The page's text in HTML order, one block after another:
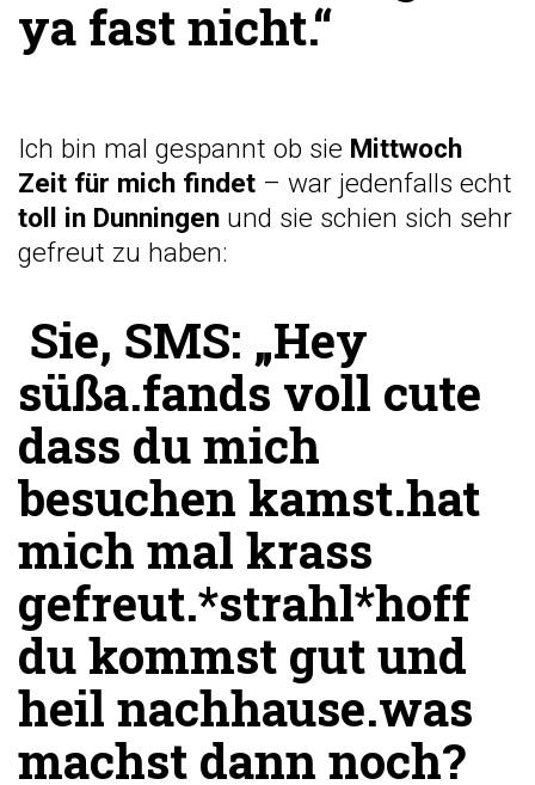
ya fast nicht.“
Ich bin mal gespannt ob sie Mittwoch
Zeit für mich findet – war jedenfalls echt
toll in Dunningen und sie schien sich sehr
gefreut zu haben:
Sie, SMS: „Hey
süßa.fands voll cute
dass du mich
besuchen kamst.hat
mich mal krass
gefreut.*strahl*hoff
du kommst gut und
heil nachhause.was
machst dann noch?